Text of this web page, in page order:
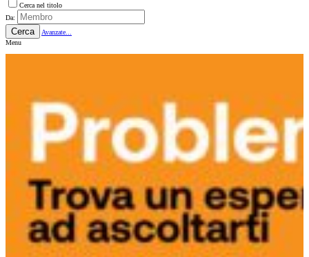
Cerca nel titolo
Da:
Cerca
Avanzate...
Menu